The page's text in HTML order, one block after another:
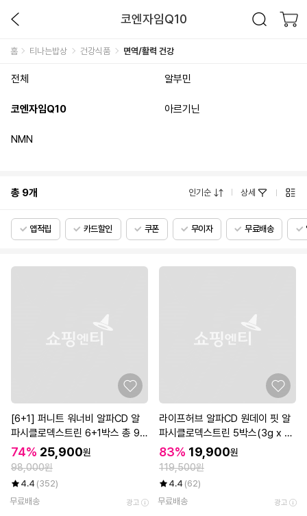
코엔자임Q10
홈 티나는밥상 건강식품 면역/활력 건강
전체 알부민
코엔자임Q10 아르기닌
NMN
총 9개 인기순 상세
앱적립 카드할인 쿠폰 무이자 무료배송
[6+1] 퍼니트 워너비 알파CD 알
파시클로덱스트린 6+1박스 총 98
포
74% 25,900원
98,000원
4.4 (352)
무료배송
광고
라이프허브 알파CD 원데이 핏 알
파시클로덱스트린 5박스(3g x 7
0포)
83% 19,900원
119,500원
4.4 (62)
무료배송
광고